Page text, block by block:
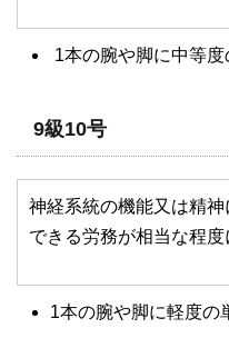
1本の腕や脚に中等
9級10号
神経系統の機能又は精
できる労務が相当な程
1本の腕や脚に軽度の